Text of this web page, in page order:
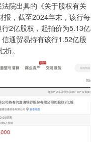
院出具的《关于股权有关
报，截至2024年末，该行每
2亿股权，起拍价为5.13亿
通贸易持有该行1.52亿股
。